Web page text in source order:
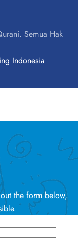
Semua Hak
Indonesia
the form below,